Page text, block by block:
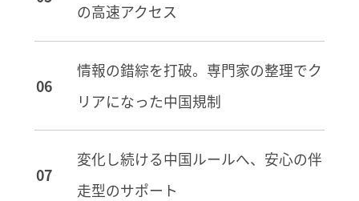
の高速アクセス
情報の錯綜を打破。専門家の整理でク
リアになった中国規制
変化し続ける中国ルールへ、安心の伴
走型のサポート